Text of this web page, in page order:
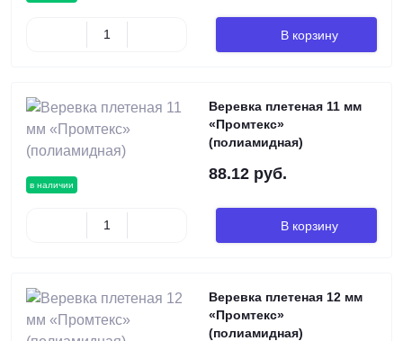
В корзину
в наличии
Веревка плетеная 11 мм
«Промтекс»
(полиамидная)
88.12 руб.
В корзину
Веревка плетеная 12 мм
«Промтекс»
(полиамидная)